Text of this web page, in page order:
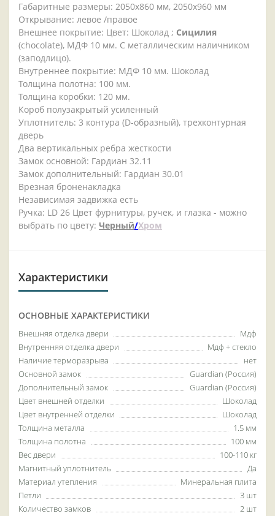
Габаритные размеры: 2050x860 мм, 2050x960 мм
Открывание: левое /правое
Внешнее покрытие: Цвет: Шоколад ; Сицилия
(chocolate), МДФ 10 мм. С металлическим наличником
(заподлицо).
Внутреннее покрытие: МДФ 10 мм. Шоколад
Толщина полотна: 100 мм.
Толщина коробки: 120 мм.
Короб полузакрытый усиленный
Уплотнитель: 3 контура (D-образный), трехконтурная
дверь
Два вертикальных ребра жесткости
Замок основной: Гардиан 32.11
Замок дополнительный: Гардиан 30.01
Врезная броненакладка
Независимая задвижка есть
Ручка: LD 26 Цвет фурнитуры, ручек, и глазка - можно
выбрать по цвету: Черный/Хром
Характеристики
ОСНОВНЫЕ ХАРАКТЕРИСТИКИ
Внешняя отделка двери
Мдф
Внутренняя отделка двери
Мдф + стекло
Наличие терморазрыва
нет
Основной замок
Guardian (Россия)
Дополнительный замок
Guardian (Россия)
Цвет внешней отделки
Шоколад
Цвет внутренней отделки
Шоколад
Толщина металла
1.5 мм
Толщина полотна
100 мм
Вес двери
100-110 кг
Магнитный уплотнитель
Да
Материал утепления
Минеральная плита
Петли
3 шт
Количество замков
2 шт